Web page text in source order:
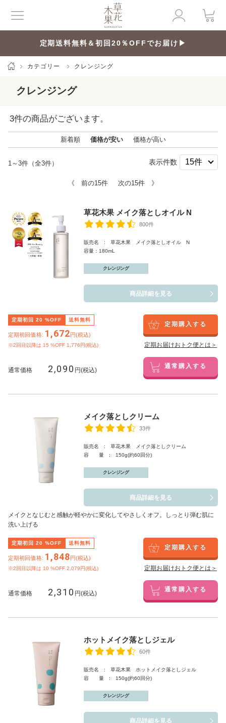
定期送料無料＆初回20％OFFでお届け▶
カテゴリー クレンジング
クレンジング
3件の商品がございます。
新着順 価格が安い 価格が高い
1～3件（全3件） 表示件数
《 前の15件 次の15件 》
草花木果 メイク落としオイル N
800件
販売名 : 草花木果 メイク落としオイル N
容量：180mL
クレンジング
商品詳細を見る
定期初回 20 %OFF 送料無料
定期初回価格: 1,672円(税込)
※2回目以降は 15 %OFF 1,776円(税込)
定期購入する
定期お届けおトク便とは＞
通常価格 2,090 円(税込) 通常購入する
メイク落としクリーム
33件
販売名 : 草花木果 メイク落としクリーム
容 量 : 150g(約60回分)
クレンジング
商品詳細を見る
メイクとなじむと感触が軽やかに変化してやさしくオフ。しっとり弾む肌に
洗い上げる
定期初回 20 %OFF 送料無料
定期初回価格: 1,848円(税込)
※2回目以降は 10 %OFF 2,079円(税込)
定期購入する
定期お届けおトク便とは＞
通常価格 2,310 円(税込) 通常購入する
ホットメイク落としジェル
60件
販売名 : 草花木果 ホットメイク落としジェル
容 量 : 150g(約60回分)
クレンジング
商品詳細を見る